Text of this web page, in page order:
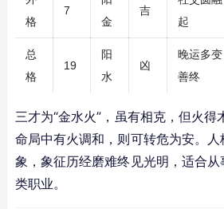
格
7
金
吉
起
总
格
19
阳
水
凶
晚运多
善终
三才为“金水火”，虽有相克，但火得
命局中有火调和，则可转危为安。人
象，象征历经磨难终见光明，适合
类职业。